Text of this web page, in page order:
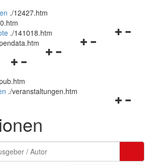
./12427.htm
Navigationsmenü
./141018.htm
Navigationsmenü
Navigationsmenü
und
schließen
./veranstaltungen.htm